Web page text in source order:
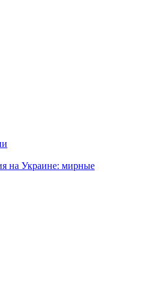
на Украине: мирные